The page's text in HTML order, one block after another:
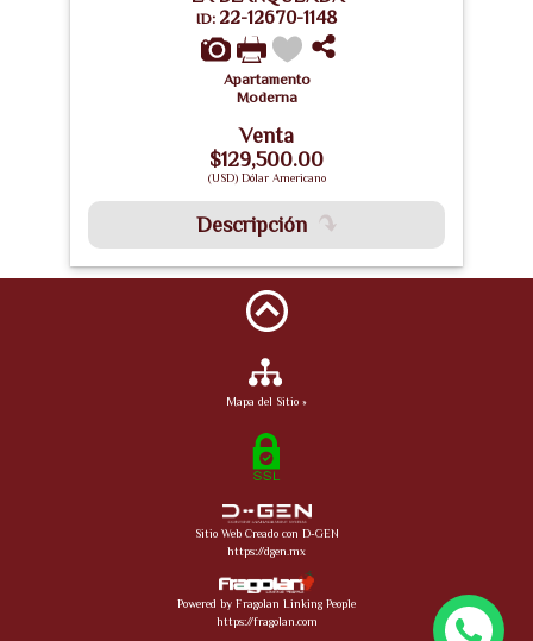
ID: 22-12670-1148
Apartamento
Moderna
Venta
$129,500.00
(USD) Dólar Americano
Descripción
Mapa del Sitio »
Sitio Web Creado con D-GEN
https://dgen.mx
Powered by Fragolan Linking People
https://fragolan.com